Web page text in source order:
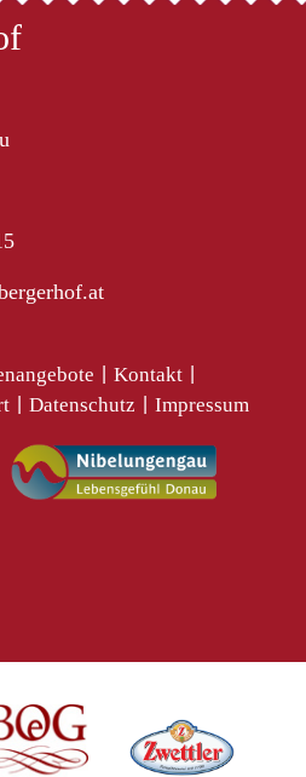
Kontakt
Datenschutz Impressum